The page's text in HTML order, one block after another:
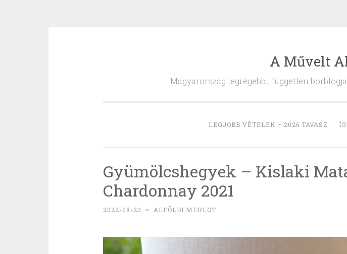
A Művelt
Magyarország legrégebbi, független
LEGJOBB VÉTELEK – 2026 TAVASZ
Gyümölcshegyek – Kislaki
Chardonnay 2021
2022-08-23 ~ ALFÖLDI MERLOT